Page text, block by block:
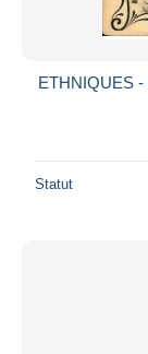
ETHNIQUES -
Statut